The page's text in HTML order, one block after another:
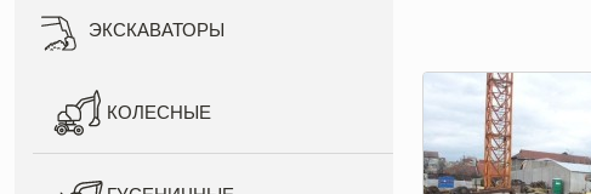
ЭКСКАВАТОРЫ
КОЛЕСНЫЕ